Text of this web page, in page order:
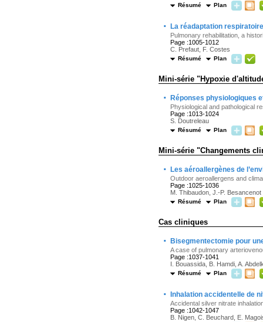
Résumé Plan
· La réadaptation
Pulmonary rehabilitation, a
Page :1005-1012
C. Prefaut, F. Costes
Résumé Plan
Mini-série "Hypoxie
· Réponses physiologiques
Physiological and pathological
Page :1013-1024
S. Doutreleau
Résumé Plan
Mini-série "Changements
· Les aéroallergènes de
Outdoor aeroallergens and
Page :1025-1036
M. Thibaudon, J.-P. Besancenot
Résumé Plan
Cas cliniques
· Bisegmentectomie pour
A case of pulmonary
Page :1037-1041
I. Bouassida, B. Hamdi, A.
Résumé Plan
· Inhalation accidentelle de
Accidental silver nitrate
Page :1042-1047
B. Nigen, C. Beuchard, E.